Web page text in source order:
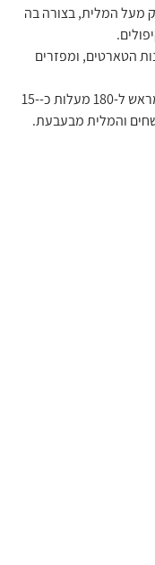
מעל המלית, בצורה בה
הטארטים, ומפזרים
אופים בתנור שחומם מראש ל-180 מעלות כ-15-